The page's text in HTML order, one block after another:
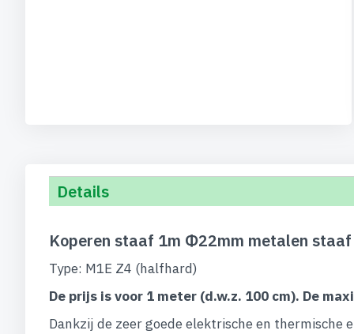
Details
Koperen staaf 1m Φ22mm metalen
Type: M1E Z4 (halfhard)
De prijs is voor 1 meter (d.w.z. 100 cm). De
Dankzij de zeer goede elektrische en